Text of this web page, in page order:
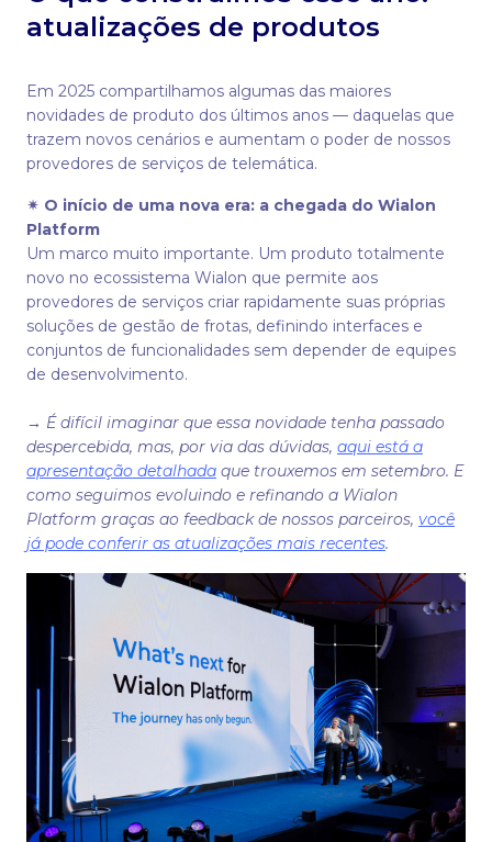
atualizações de produtos
Em 2025 compartilhamos algumas das maiores
novidades de produto dos últimos anos — daquelas que
trazem novos cenários e aumentam o poder de nossos
provedores de serviços de telemática.
✴ O início de uma nova era: a chegada do Wialon
Platform
Um marco muito importante. Um produto totalmente
novo no ecossistema Wialon que permite aos
provedores de serviços criar rapidamente suas próprias
soluções de gestão de frotas, definindo interfaces e
conjuntos de funcionalidades sem depender de equipes
de desenvolvimento.
→ É difícil imaginar que essa novidade tenha passado
despercebida, mas, por via das dúvidas, aqui está a
apresentação detalhada que trouxemos em setembro. E
como seguimos evoluindo e refinando a Wialon
Platform graças ao feedback de nossos parceiros, você
já pode conferir as atualizações mais recentes.